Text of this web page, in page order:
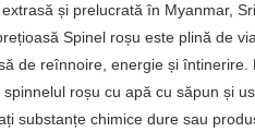
și prelucrată în Myanmar,
Spinel roșu este plină de
de reînnoire, energie și întinerire.
spinnelul roșu cu apă cu săpun și
substanțe chimice dure sau